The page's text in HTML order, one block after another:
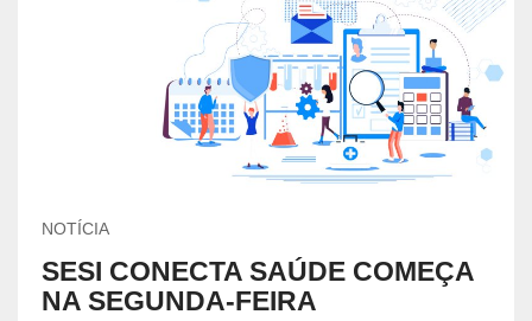
NOTÍCIA
SESI CONECTA SAÚDE COMEÇA
NA SEGUNDA-FEIRA